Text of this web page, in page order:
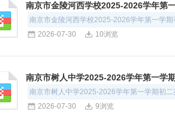
南京市金陵河西学校2025-2026学年第
南京市金陵河西学校2025-2026学年第一学期
2026-07-30
10浏览
南京市树人中学2025-2026学年第一学
南京市树人中学2025-2026学年第一学期初二
2026-07-30
9浏览